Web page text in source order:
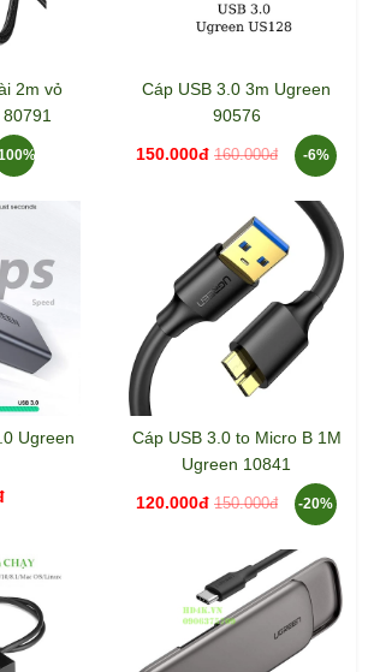
2m vỏ
Cáp USB 3.0 3m Ugreen
90576
150.000đ 160.000đ -6%
Ugreen
Cáp USB 3.0 to Micro B 1M
Ugreen 10841
120.000đ 150.000đ -20%